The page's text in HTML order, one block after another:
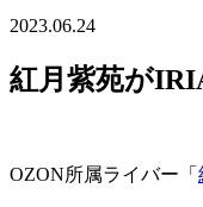
2023.06.24
紅月紫苑が
OZON所属ライバー「